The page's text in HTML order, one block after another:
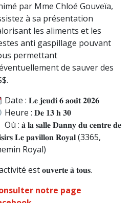
par Mme Chloé Gouveïa,
à sa présentation
les aliments et les
anti gaspillage pouvant
permettant
de sauver des
Date : 𝐋𝐞 𝐣𝐞𝐮𝐝𝐢 𝟔 𝐚𝐨𝐮̂𝐭 𝟐𝟎𝟐𝟔
Heure : 𝐃𝐞 𝟏𝟑 𝐡 𝟑𝟎
Où : 𝐚̀ 𝐥𝐚 𝐬𝐚𝐥𝐥𝐞 𝐃𝐚𝐧𝐧𝐲 𝐝𝐮 𝐜𝐞𝐧𝐭𝐫𝐞 𝐝𝐞
𝐋𝐞 𝐩𝐚𝐯𝐢𝐥𝐥𝐨𝐧 𝐑𝐨𝐲𝐚𝐥 (3365,
Royal)
est 𝐨𝐮𝐯𝐞𝐫𝐭𝐞 𝐚̀ 𝐭𝐨𝐮𝐬.
notre page